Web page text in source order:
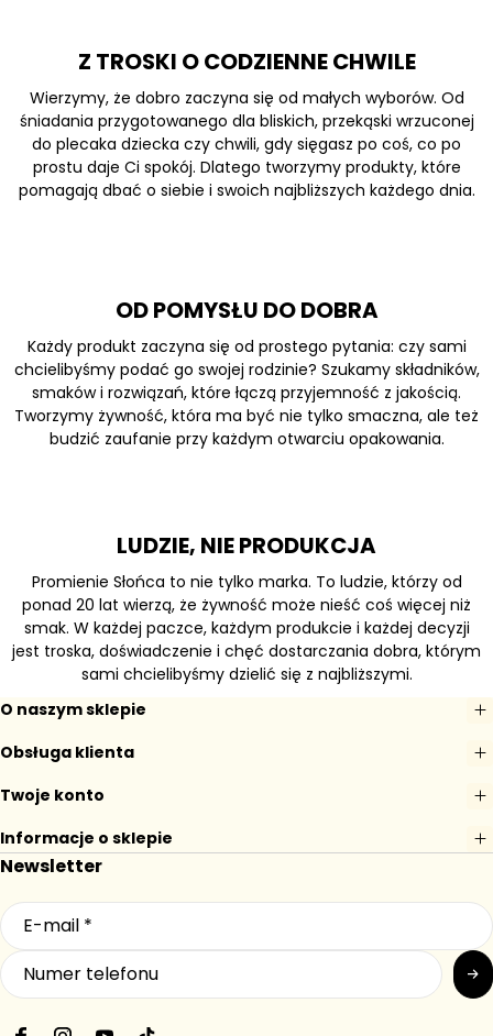
Z TROSKI O CODZIENNE CHWILE
Wierzymy, że dobro zaczyna się od małych wyborów. Od
śniadania przygotowanego dla bliskich, przekąski wrzuconej
do plecaka dziecka czy chwili, gdy sięgasz po coś, co po
prostu daje Ci spokój. Dlatego tworzymy produkty, które
pomagają dbać o siebie i swoich najbliższych każdego dnia.
OD POMYSŁU DO DOBRA
Każdy produkt zaczyna się od prostego pytania: czy sami
chcielibyśmy podać go swojej rodzinie? Szukamy składników,
smaków i rozwiązań, które łączą przyjemność z jakością.
Tworzymy żywność, która ma być nie tylko smaczna, ale też
budzić zaufanie przy każdym otwarciu opakowania.
LUDZIE, NIE PRODUKCJA
Promienie Słońca to nie tylko marka. To ludzie, którzy od
ponad 20 lat wierzą, że żywność może nieść coś więcej niż
smak. W każdej paczce, każdym produkcie i każdej decyzji
jest troska, doświadczenie i chęć dostarczania dobra, którym
sami chcielibyśmy dzielić się z najbliższymi.
O naszym sklepie
Obsługa klienta
Twoje konto
Informacje o sklepie
Newsletter